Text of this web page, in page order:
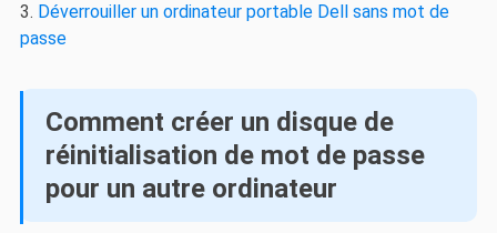
3. Déverrouiller un ordinateur portable Dell sans mot de
passe
Comment créer un disque de
réinitialisation de mot de passe
pour un autre ordinateur